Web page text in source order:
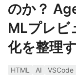
のか？
MLプレビ
化を整理
HTML AI VSCode